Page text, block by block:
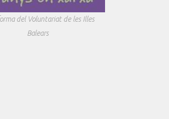
del Voluntariat de les Illes
Balears